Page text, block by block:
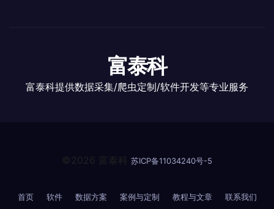
富泰科
富泰科提供数据采集/爬虫定制/软件开发等专业服务
©2026 富泰科 苏ICP备11034240号-5
首页 软件 数据方案 案例与定制 教程与文章 联系我们